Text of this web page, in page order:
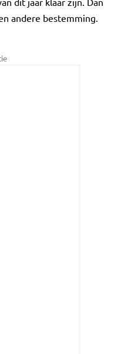
andere bestemming.